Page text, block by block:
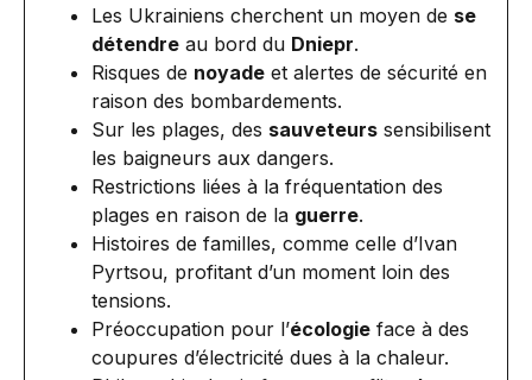
Les Ukrainiens cherchent un moyen de se
détendre au bord du Dniepr.
Risques de noyade et alertes de sécurité en
raison des bombardements.
Sur les plages, des sauveteurs sensibilisent
les baigneurs aux dangers.
Restrictions liées à la fréquentation des
plages en raison de la guerre.
Histoires de familles, comme celle d’Ivan
Pyrtsou, profitant d’un moment loin des
tensions.
Préoccupation pour l’écologie face à des
coupures d’électricité dues à la chaleur.